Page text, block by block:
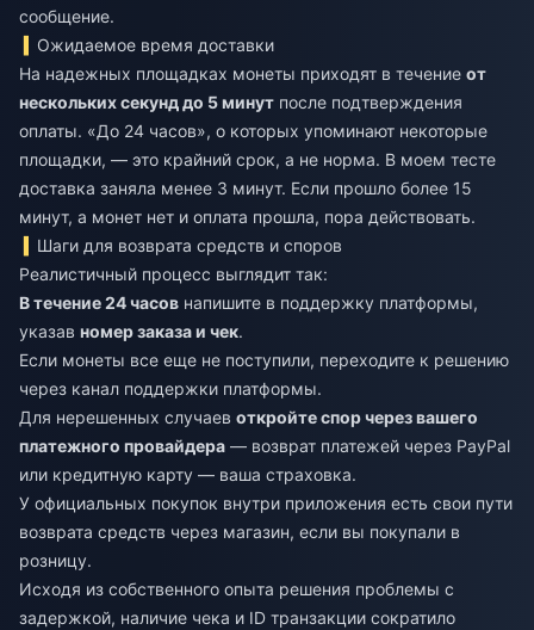
сообщение.
Ожидаемое время доставки
На надежных площадках монеты приходят в течение от
нескольких секунд до 5 минут после подтверждения
оплаты. «До 24 часов», о которых упоминают некоторые
площадки, — это крайний срок, а не норма. В моем тесте
доставка заняла менее 3 минут. Если прошло более 15
минут, а монет нет и оплата прошла, пора действовать.
Шаги для возврата средств и споров
Реалистичный процесс выглядит так:
В течение 24 часов напишите в поддержку платформы,
указав номер заказа и чек.
Если монеты все еще не поступили, переходите к решению
через канал поддержки платформы.
Для нерешенных случаев откройте спор через вашего
платежного провайдера — возврат платежей через PayPal
или кредитную карту — ваша страховка.
У официальных покупок внутри приложения есть свои пути
возврата средств через магазин, если вы покупали в
розницу.
Исходя из собственного опыта решения проблемы с
задержкой, наличие чека и ID транзакции сократило